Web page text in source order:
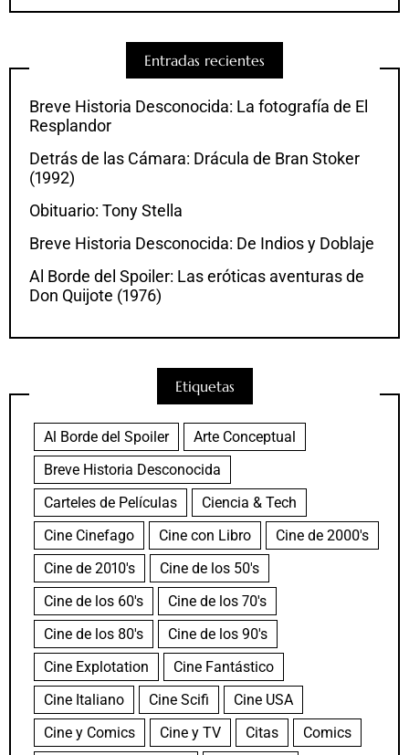
Entradas recientes
Breve Historia Desconocida: La fotografía de El
Resplandor
Detrás de las Cámara: Drácula de Bran Stoker
(1992)
Obituario: Tony Stella
Breve Historia Desconocida: De Indios y Doblaje
Al Borde del Spoiler: Las eróticas aventuras de
Don Quijote (1976)
Etiquetas
Al Borde del Spoiler
Arte Conceptual
Breve Historia Desconocida
Carteles de Películas
Ciencia & Tech
Cine Cinefago
Cine con Libro
Cine de 2000's
Cine de 2010's
Cine de los 50's
Cine de los 60's
Cine de los 70's
Cine de los 80's
Cine de los 90's
Cine Explotation
Cine Fantástico
Cine Italiano
Cine Scifi
Cine USA
Cine y Comics
Cine y TV Citas
Comics